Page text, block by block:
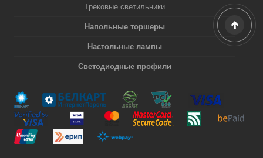
Трековые светильники
Напольные торшеры
Настольные лампы
Светодиодные профили